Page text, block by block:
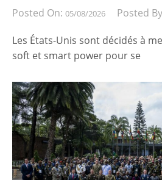
Posted On: 05/08/2026 Posted
Les États-Unis sont décidés à
soft et smart power pour se